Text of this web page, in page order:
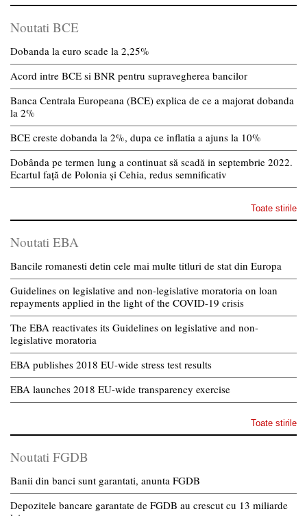
Noutati BCE
Dobanda la euro scade la 2,25%
Acord intre BCE si BNR pentru supravegherea bancilor
Banca Centrala Europeana (BCE) explica de ce a majorat dobanda
la 2%
BCE creste dobanda la 2%, dupa ce inflatia a ajuns la 10%
Dobânda pe termen lung a continuat să scadă in septembrie 2022.
Ecartul față de Polonia și Cehia, redus semnificativ
Toate stirile
Noutati EBA
Bancile romanesti detin cele mai multe titluri de stat din Europa
Guidelines on legislative and non-legislative moratoria on loan
repayments applied in the light of the COVID-19 crisis
The EBA reactivates its Guidelines on legislative and non-
legislative moratoria
EBA publishes 2018 EU-wide stress test results
EBA launches 2018 EU-wide transparency exercise
Toate stirile
Noutati FGDB
Banii din banci sunt garantati, anunta FGDB
Depozitele bancare garantate de FGDB au crescut cu 13 miliarde